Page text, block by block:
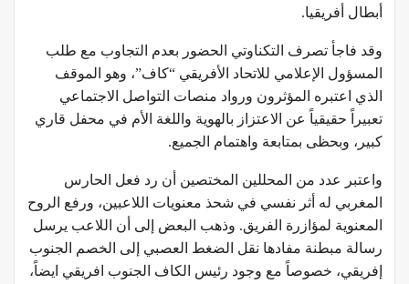
أبطال أفريقيا.
وقد فاجأ تصرف التكناوتي الحضور بعدم التجاوب مع طلب
المسؤول الإعلامي للاتحاد الأفريقي “كاف”، وهو الموقف
الذي اعتبره المؤثرون ورواد منصات التواصل الاجتماعي
تعبيراً حقيقياً عن الاعتزاز بالهوية واللغة الأم في محفل قاري
كبير، وبحظى بمتابعة واهتمام الجميع.
واعتبر عدد من المحللين المختصين أن رد فعل الحارس
المغربي له أثر نفسي في شحذ معنويات اللاعبين، ورفع الروح
المعنوية لمؤازرة الفريق. وذهب البعض إلى أن اللاعب يرسل
رسالة مبطنة مفادها نقل الضغط العصبي إلى الخصم الجنوب
إفريقي، خصوصاً مع وجود رئيس الكاف الجنوب افريقي ايضاً،